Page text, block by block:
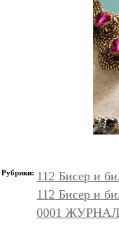
Рубрики: 112 Бисер и
112 Бисер и
0001